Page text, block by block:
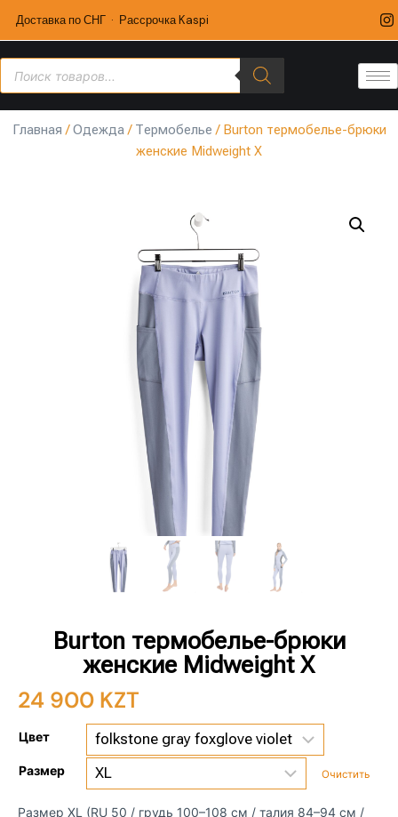
Доставка по СНГ · Рассрочка Kaspi
Главная /Одежда/ Термобелье / Burton термобелье-брюки
женские Midweight X
Burton термобелье-брюки
женские Midweight X
24 900 KZT
Цвет
Размер Очистить
Размер XL (RU 50 / грудь 100–108 см / талия 84–94 см /